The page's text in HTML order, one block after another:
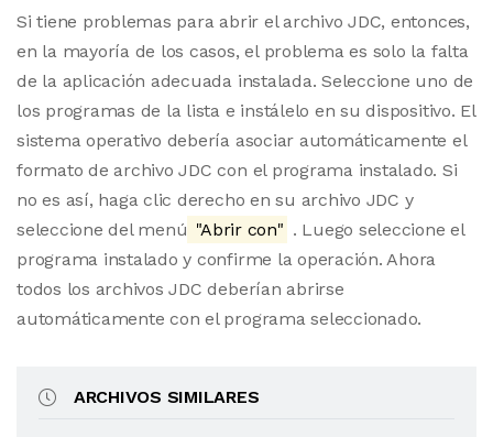
Si tiene problemas para abrir el archivo JDC, entonces,
en la mayoría de los casos, el problema es solo la falta
de la aplicación adecuada instalada. Seleccione uno de
los programas de la lista e instálelo en su dispositivo. El
sistema operativo debería asociar automáticamente el
formato de archivo JDC con el programa instalado. Si
no es así, haga clic derecho en su archivo JDC y
seleccione del menú "Abrir con" . Luego seleccione el
programa instalado y confirme la operación. Ahora
todos los archivos JDC deberían abrirse
automáticamente con el programa seleccionado.
ARCHIVOS SIMILARES